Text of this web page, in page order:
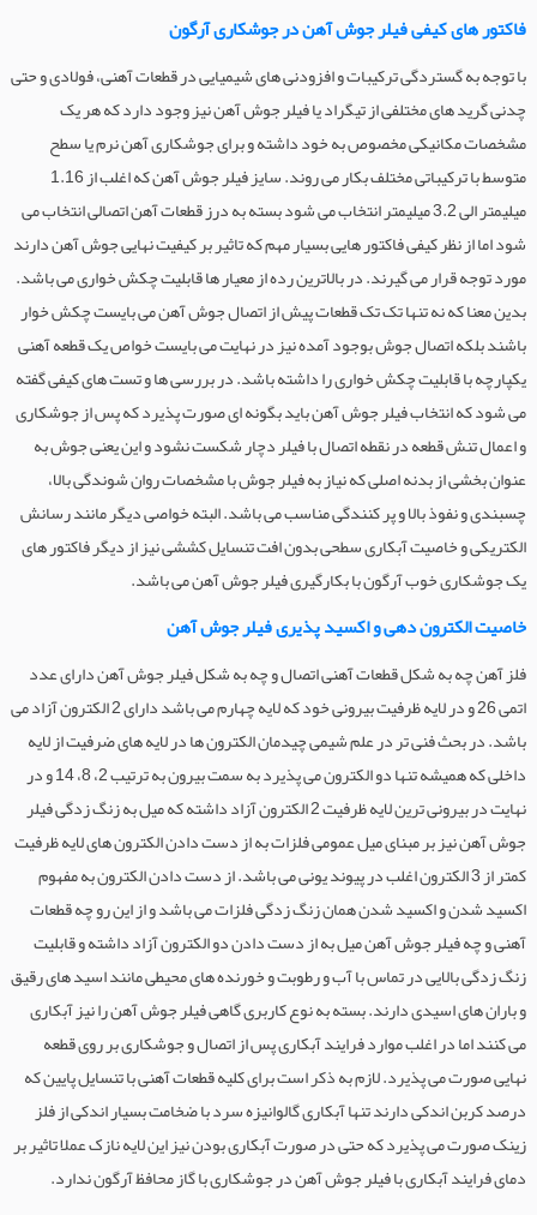
فاکتور های کیفی فیلر جوش آهن در جوشکاری آرگون
با توجه به گستردگی ترکیبات و افزودنی های شیمیایی در قطعات آهنی، فولادی و حتی
چدنی گرید های مختلفی از تیگراد یا فیلر جوش آهن نیز وجود دارد که هر یک
مشخصات مکانیکی مخصوص به خود داشته و برای جوشکاری آهن نرم یا سطح
متوسط با ترکیباتی مختلف بکار می روند. سایز فیلر جوش آهن که اغلب از 1.16
میلیمتر الی 3.2 میلیمتر انتخاب می شود بسته به درز قطعات آهن اتصالی انتخاب می
شود اما از نظر کیفی فاکتور هایی بسیار مهم که تاثیر بر کیفیت نهایی جوش آهن دارند
مورد توجه قرار می گیرند. در بالاترین رده از معیار ها قابلیت چکش خواری می باشد.
بدین معنا که نه تنها تک تک قطعات پیش از اتصال جوش آهن می بایست چکش خوار
باشند بلکه اتصال جوش بوجود آمده نیز در نهایت می بایست خواص یک قطعه آهنی
یکپارچه با قابلیت چکش خواری را داشته باشد. در بررسی ها و تست های کیفی گفته
می شود که انتخاب فیلر جوش آهن باید بگونه ای صورت پذیرد که پس از جوشکاری
و اعمال تنش قطعه در نقطه اتصال با فیلر دچار شکست نشود و این یعنی جوش به
عنوان بخشی از بدنه اصلی که نیاز به فیلر جوش با مشخصات روان شوندگی بالا،
چسبندی و نفوذ بالا و پر کنندگی مناسب می باشد. البته خواصی دیگر مانند رسانش
الکتریکی و خاصیت آبکاری سطحی بدون افت تنسایل کششی نیز از دیگر فاکتور های
یک جوشکاری خوب آرگون با بکارگیری فیلر جوش آهن می باشد.
خاصیت الکترون دهی و اکسید پذیری فیلر جوش آهن
فلز آهن چه به شکل قطعات آهنی اتصال و چه به شکل فیلر جوش آهن دارای عدد
اتمی 26 و در لایه ظرفیت بیرونی خود که لایه چهارم می باشد دارای 2 الکترون آزاد می
باشد. در بحث فنی تر در علم شیمی چیدمان الکترون ها در لایه های ضرفیت از لایه
داخلی که همیشه تنها دو الکترون می پذیرد به سمت بیرون به ترتیب 2، 8، 14 و در
نهایت در بیرونی ترین لایه ظرفیت 2 الکترون آزاد داشته که میل به زنگ زدگی فیلر
جوش آهن نیز بر مبنای میل عمومی فلزات به از دست دادن الکترون های لایه ظرفیت
کمتر از 3 الکترون اغلب در پیوند یونی می باشد. از دست دادن الکترون به مفهوم
اکسید شدن و اکسید شدن همان زنگ زدگی فلزات می باشد و از این رو چه قطعات
آهنی و چه فیلر جوش آهن میل به از دست دادن دو الکترون آزاد داشته و قابلیت
زنگ زدگی بالایی در تماس با آب و رطوبت و خورنده های محیطی مانند اسید های رقیق
و باران های اسیدی دارند. بسته به نوع کاربری گاهی فیلر جوش آهن را نیز آبکاری
می کنند اما در اغلب موارد فرایند آبکاری پس از اتصال و جوشکاری بر روی قطعه
نهایی صورت می پذیرد. لازم به ذکر است برای کلیه قطعات آهنی با تنسایل پایین که
درصد کربن اندکی دارند تنها آبکاری گالوانیزه سرد با ضخامت بسیار اندکی از فلز
زینک صورت می پذیرد که حتی در صورت آبکاری بودن نیز این لایه نازک عملا تاثیر بر
دمای فرایند آبکاری با فیلر جوش آهن در جوشکاری با گاز محافظ آرگون ندارد.